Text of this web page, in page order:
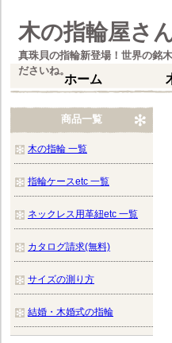
木の指輪屋さ
真珠貝の指輪新登場！世界の銘
ださいね。
ホーム
商品一覧
木の指輪 一覧
指輪ケースetc 一覧
ネックレス用革紐etc 一覧
カタログ請求(無料)
サイズの測り方
結婚・木婚式の指輪